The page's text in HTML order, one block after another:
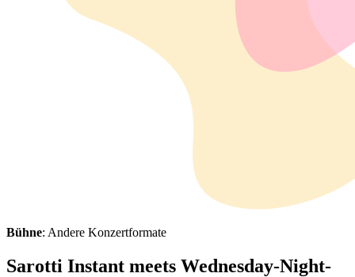
Bühne: Andere Konzertformate
Sarotti Instant meets Wednesday-Night-